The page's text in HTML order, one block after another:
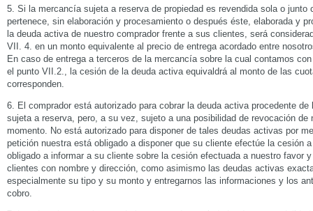
5. Si la mercancía sujeta a reserva de propiedad es revendida sola o junto
pertenece, sin elaboración y procesamiento o después éste, elaborada y
la deuda activa de nuestro comprador frente a sus clientes, será
VII. 4. en un monto equivalente al precio de entrega acordado entre
En caso de entrega a terceros de la mercancía sobre la cual contamos
el punto VII.2., la cesión de la deuda activa equivaldrá al monto de las
corresponden.
6. El comprador está autorizado para cobrar la deuda activa procedente
sujeta a reserva, pero, a su vez, sujeto a una posibilidad de revocación de
momento. No está autorizado para disponer de tales deudas activas por
petición nuestra está obligado a disponer que su cliente efectúe la cesión
obligado a informar a su cliente sobre la cesión efectuada a nuestro favor
clientes con nombre y dirección, como asimismo las deudas activas
especialmente su tipo y su monto y entregarnos las informaciones y los
cobro.